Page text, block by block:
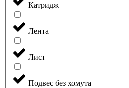
Катридж
Лента
Лист
Подвес без хомута